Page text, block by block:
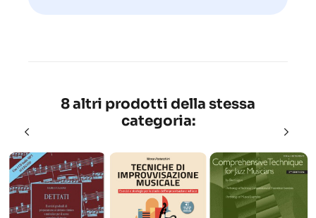
8 altri prodotti della stessa
categoria: